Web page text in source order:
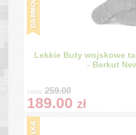
Lekkie Buty wojskowe
- Berkut
cena:259.00
189.00 zł